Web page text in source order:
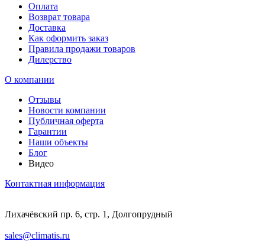
Оплата
Возврат товара
Доставка
Как оформить заказ
Правила продажи товаров
Дилерство
О компании
Отзывы
Новости компании
Публичная оферта
Гарантии
Наши объекты
Блог
Видео
Контактная информация
Лихачёвский пр. 6, стр. 1, Долгопрудный
sales@climatis.ru